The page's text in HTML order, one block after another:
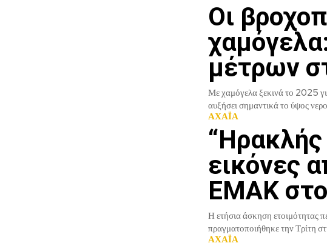
Oι
μέτρων
Με χαμόγελα ξεκινά το 2025
αυξήσει σημαντικά το ύψος
ΑΧΑΪΑ
εικόνες
ΕΜΑΚ
Η ετήσια άσκηση
πραγματοποιήθηκε την Τρίτη
ΑΧΑΪΑ